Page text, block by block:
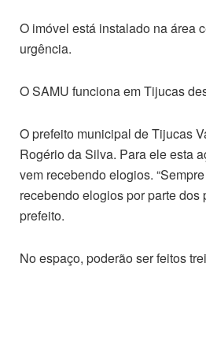
O imóvel está instalado na área
urgência.
O SAMU funciona em Tijucas
O prefeito municipal de Tijucas
Rogério da Silva. Para ele esta
vem recebendo elogios.
recebendo elogios por parte
prefeito.
No espaço, poderão ser feitos